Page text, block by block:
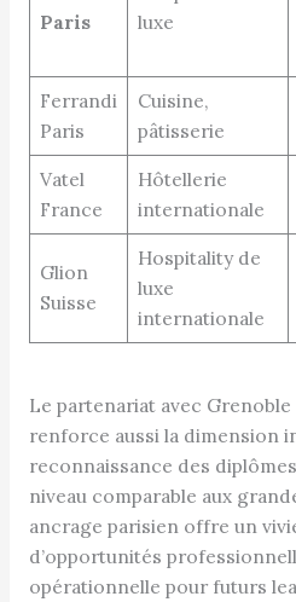
Paris
luxe
Ferrandi
Paris
Cuisine,
pâtisserie
Vatel
France
Hôtellerie
internationale
Glion
Suisse
Hospitality de
luxe
internationale
Le partenariat avec
renforce aussi la dimension
reconnaissance des
niveau comparable aux
ancrage parisien offre un
d’opportunités
opérationnelle pour futurs